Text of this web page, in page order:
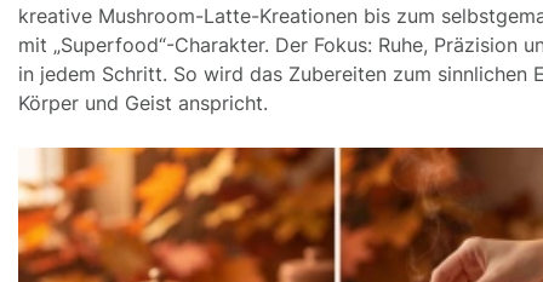
kreative Mushroom-Latte-Kreationen bis zum
mit „Superfood“-Charakter. Der Fokus: Ruhe, Präzision
in jedem Schritt. So wird das Zubereiten zum sinnlichen
Körper und Geist anspricht.